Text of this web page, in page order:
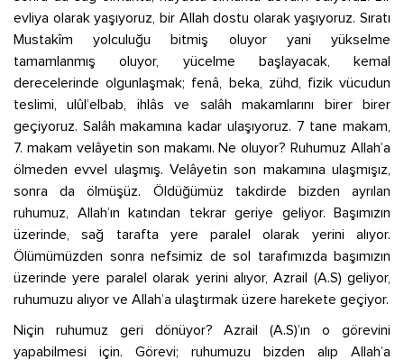
evliya olarak yaşıyoruz, bir Allah dostu olarak yaşıyoruz. Sıratı
Mustakîm yolculuğu bitmiş oluyor yani yükselme
tamamlanmış oluyor, yücelme başlayacak, kemal
derecelerinde olgunlaşmak; fenâ, beka, zühd, fizik vücudun
teslimi, ulûl’elbab, ihlâs ve salâh makamlarını birer birer
geçiyoruz. Salâh makamına kadar ulaşıyoruz. 7 tane makam,
7. makam velâyetin son makamı. Ne oluyor? Ruhumuz Allah’a
ölmeden evvel ulaşmış. Velâyetin son makamına ulaşmışız,
sonra da ölmüşüz. Öldüğümüz takdirde bizden ayrılan
ruhumuz, Allah’ın katından tekrar geriye geliyor. Başımızın
üzerinde, sağ tarafta yere paralel olarak yerini alıyor.
Ölümümüzden sonra nefsimiz de sol tarafımızda başımızın
üzerinde yere paralel olarak yerini alıyor, Azrail (A.S) geliyor,
ruhumuzu alıyor ve Allah’a ulaştırmak üzere harekete geçiyor.
Niçin ruhumuz geri dönüyor? Azrail (A.S)’ın o görevini
yapabilmesi için. Görevi; ruhumuzu bizden alıp Allah’a